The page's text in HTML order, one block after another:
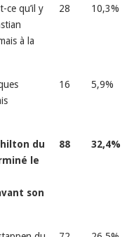
ce qu’il y
à la
28 10,3%
16 5,9%
du
le
son
88 32,4%